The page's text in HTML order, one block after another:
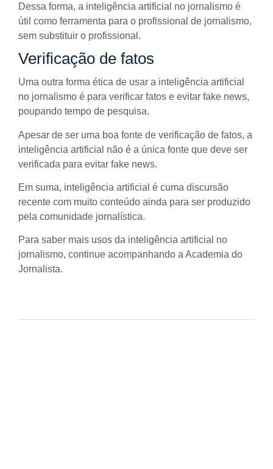
Dessa forma, a inteligência artificial no jornalismo é
útil como ferramenta para o profissional de jornalismo,
sem substituir o profissional.
Verificação de fatos
Uma outra forma ética de usar a inteligência artificial
no jornalismo é para verificar fatos e evitar fake news,
poupando tempo de pesquisa.
Apesar de ser uma boa fonte de verificação de fatos, a
inteligência artificial não é a única fonte que deve ser
verificada para evitar fake news.
Em suma, inteligência artificial é cuma discursão
recente com muito conteúdo ainda para ser produzido
pela comunidade jornalística.
Para saber mais usos da inteligência artificial no
jornalismo, continue acompanhando a Academia do
Jornalista.